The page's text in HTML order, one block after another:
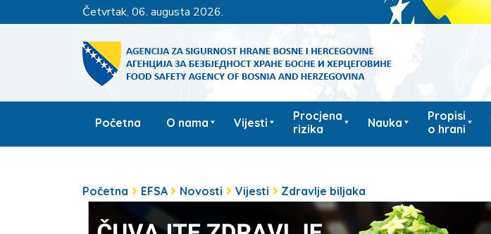
četvrtak, 06. augusta 2026.
Početna O nama Vijesti
Procjena
rizika
Nauka
Propisi
o hrani
Početna EFSA Novosti Vijesti Zdravlje biljaka